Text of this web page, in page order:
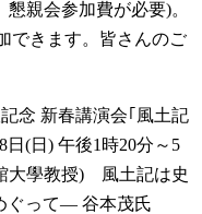
親会参加費が必要)。
できます。皆さんのご
念 新春講演会｢風土記
日(日) 午後1時20分～5
大學教授) 風土記は史
ぐって― 谷本茂氏